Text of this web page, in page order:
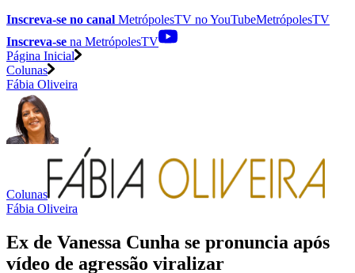
Inscreva-se no canal MetrópolesTV noYouTubeMetrópolesTV
Inscreva-se na MetrópolesTV
Página Inicial
Colunas
Fábia Oliveira
Colunas
Fábia Oliveira
Ex de Vanessa Cunha se pronuncia após
vídeo de agressão viralizar